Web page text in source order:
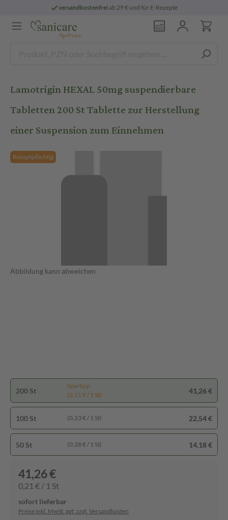
versandkostenfreiab 29 € und für E-Rezepte
Lamotrigin HEXAL 50mg suspendierbare
Tabletten 200 St Tablette zur Herstellung
einer Suspension zum Einnehmen
Rezeptpflichtig
Abbildung kann abweichen
200 St
Spartipp
(0,21 € / 1 St)
41,26 €
100 St (0,23 € / 1 St) 22,54 €
50 St (0,28 € / 1 St) 14,18 €
41,26 €
0,21 € / 1 St
sofort lieferbar
Preise inkl. MwSt. ggf. zzgl. Versandkosten